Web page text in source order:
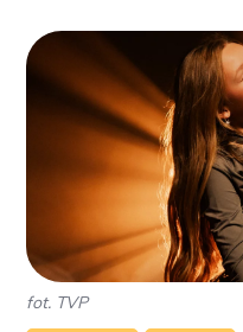
fot. TVP